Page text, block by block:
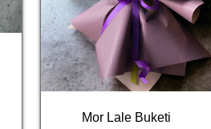
Mor Lale Buketi